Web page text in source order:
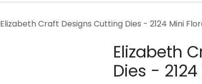
Elizabeth Craft Designs Cutting Dies - 2124 Mini
Elizabeth
Dies -